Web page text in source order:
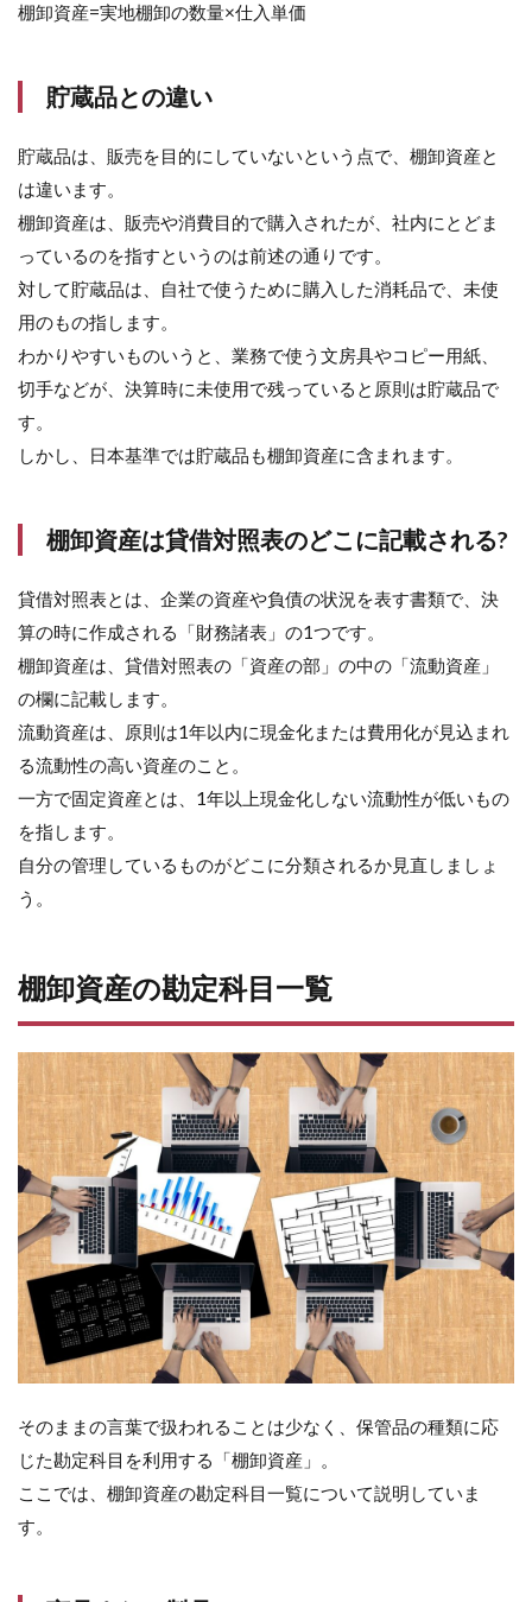
品
仕掛
2.4
原材
料・
原材
料
2.5
貯蔵
3
卸
産
の
価
方
法:
原
価
法
3.1
最終
取得
原価
3.3
個別
3.4
先入
先出
法
3.5
移動
平均
法
売価
還元
法
4
棚
棚卸資産=実地棚卸の数量×仕入単価
貯蔵品との違い
貯蔵品は、販売を目的にしていないという点で、棚卸資産と
は違います。
棚卸資産は、販売や消費目的で購入されたが、社内にとどま
っているのを指すというのは前述の通りです。
対して貯蔵品は、自社で使うために購入した消耗品で、未使
用のもの指します。
わかりやすいものいうと、業務で使う文房具やコピー用紙、
切手などが、決算時に未使用で残っていると原則は貯蔵品で
す。
しかし、日本基準では貯蔵品も棚卸資産に含まれます。
棚卸資産は貸借対照表のどこに記載される?
貸借対照表とは、企業の資産や負債の状況を表す書類で、決
算の時に作成される「財務諸表」の1つです。
棚卸資産は、貸借対照表の「資産の部」の中の「流動資産」
の欄に記載します。
流動資産は、原則は1年以内に現金化または費用化が見込まれ
る流動性の高い資産のこと。
一方で固定資産とは、1年以上現金化しない流動性が低いもの
を指します。
自分の管理しているものがどこに分類されるか見直しましょ
う。
棚卸資産の勘定科目一覧
そのままの言葉で扱われることは少なく、保管品の種類に応
じた勘定科目を利用する「棚卸資産」。
ここでは、棚卸資産の勘定科目一覧について説明していま
す。